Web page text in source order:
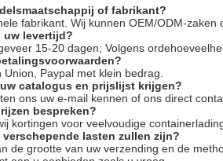
of fabrikant?
fabrikant. Wij kunnen OEM/ODM-
uw levertijd?
15-20 dagen; Volgens
Union, Paypal met klein bedrag.
catalogus en prijslijst krijgen?
ons uw e-mail kennen of ons direct
bespreken?
kortingen voor veelvoudige
verschepende lasten zullen zijn?
de grootte van uw verzending en de